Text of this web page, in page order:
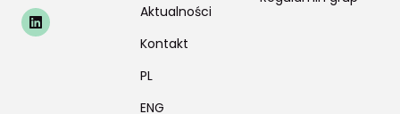
t
a
g
k
e
d
Aktualności
Kontakt
PL
ENG